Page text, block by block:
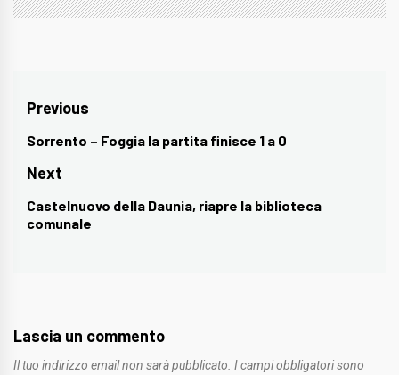
Navigazione
articoli
Previous
Previous
post:
Sorrento – Foggia la partita finisce 1 a 0
Next
Next
post:
Castelnuovo della Daunia, riapre la biblioteca
comunale
Lascia un commento
Il tuo indirizzo email non sarà pubblicato. I campi obbligatori sono